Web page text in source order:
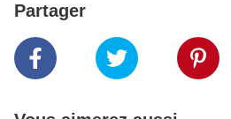
Partager